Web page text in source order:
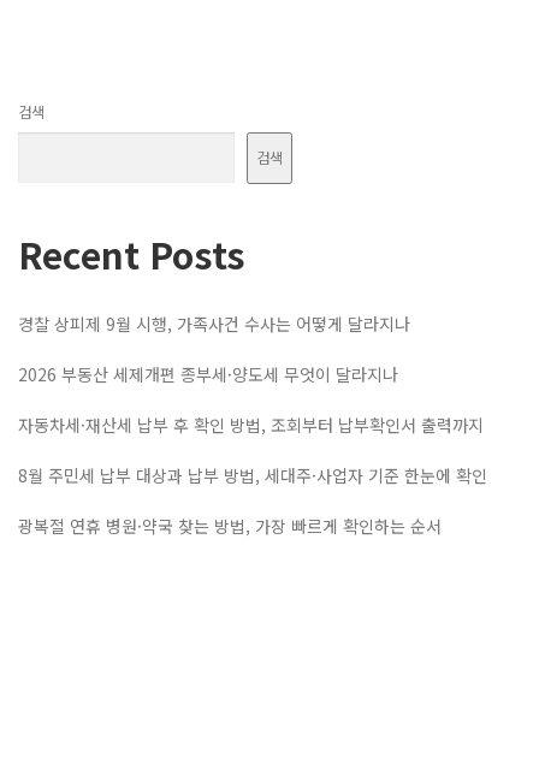
검색
검색
Recent Posts
경찰 상피제 9월 시행, 가족사건 수사는 어떻게 달라지나
2026 부동산 세제개편 종부세·양도세 무엇이 달라지나
자동차세·재산세 납부 후 확인 방법, 조회부터 납부확인서 출력까지
8월 주민세 납부 대상과 납부 방법, 세대주·사업자 기준 한눈에 확인
광복절 연휴 병원·약국 찾는 방법, 가장 빠르게 확인하는 순서